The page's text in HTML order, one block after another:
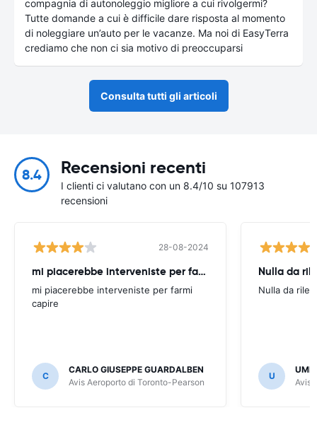
compagnia di autonoleggio migliore a cui rivolgermi?
Tutte domande a cui è difficile dare risposta al momento
di noleggiare un’auto per le vacanze. Ma noi di EasyTerra
crediamo che non ci sia motivo di preoccuparsi
Consulta tutti gli articoli
8.4 Recensioni recenti
I clienti ci valutano con un 8.4/10 su 107913
recensioni
28-08-2024
mi piacerebbe interveniste per farmi
mi piacerebbe interveniste per farmi
capire
C
CARLO GIUSEPPE GUARDALBEN
Avis Aeroporto di Toronto-Pearson
Nulla da
Nulla da
U
Avis